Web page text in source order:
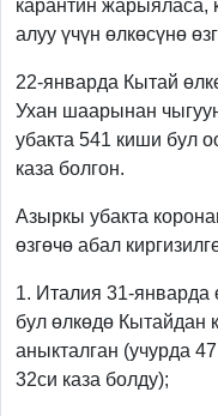
карантин жарыяласа,
алуу үчүн өлкөсүнө
22-январда Кытай
Ухан шаарынан
убакта 541 киши бул
каза болгон.
Азыркы убакта
өзгөчө абал
1. Италия 31-январда
бул өлкөдө Кытайдан
аныкталган (учурда
32си каза болду);